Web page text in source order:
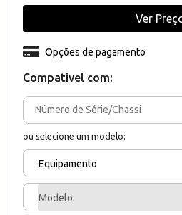
Compativel com:
ou selecione um modelo:
Equipamento
Modelo
Opções de pagamento
Ver